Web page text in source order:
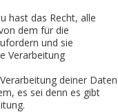
hast das Recht, alle
dem für die
und sie
Verarbeitung
deiner Daten
es sei denn es gibt